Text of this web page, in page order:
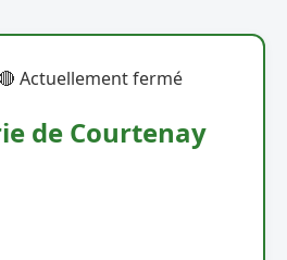
🔴 Actuellement fermé
de Courtenay